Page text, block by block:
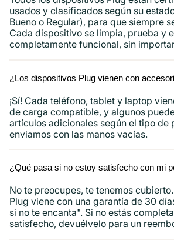
usados ​​y clasificados según su
Bueno o Regular), para que siempre
Cada dispositivo se limpia, prueba y
completamente funcional, sin
¿Los dispositivos Plug vienen con
¡Sí! Cada teléfono, tablet y laptop
de carga compatible, y algunos
artículos adicionales según el tipo de
enviamos con las manos vacías.
¿Qué pasa si no estoy satisfecho con mi
No te preocupes, te tenemos
Plug viene con una garantía de 30
si no te encanta". Si no estás
satisfecho, devuélvelo para un